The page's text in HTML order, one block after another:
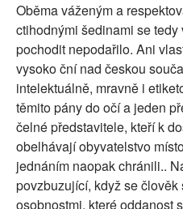
Oběma váženým a
ctihodnými šedinami se
pochodit nepodařilo. Ani
vysoko ční nad českou
intelektuálně, mravně i
těmito pány do očí a jeden
čelné představitele, kteří k
obelhávají obyvatelstvo
jednáním naopak chránili..
povzbuzující, když se člověk
osobnostmi, které oddanost